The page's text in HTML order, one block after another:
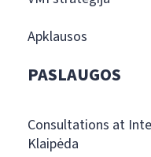
Apklausos
PASLAUGOS
Consultations at
Klaipėda